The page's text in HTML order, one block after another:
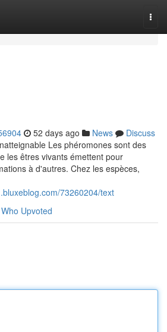
52 days ago News
Discuss
Les phéromones sont des
les êtres vivants émettent pour
à d'autres. Chez les espèces,
73260204/text
Who Upvoted